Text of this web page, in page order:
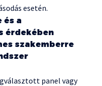
esetén.
és a
érdekében
szakemberre
panel vagy